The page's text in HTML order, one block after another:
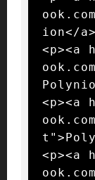
ion</
<p><a
<p><a
<p><a